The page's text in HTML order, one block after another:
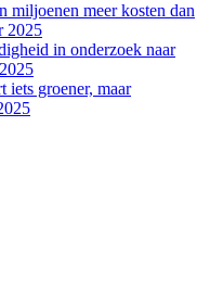
miljoenen meer kosten dan
2025
in onderzoek naar
iets groener, maar